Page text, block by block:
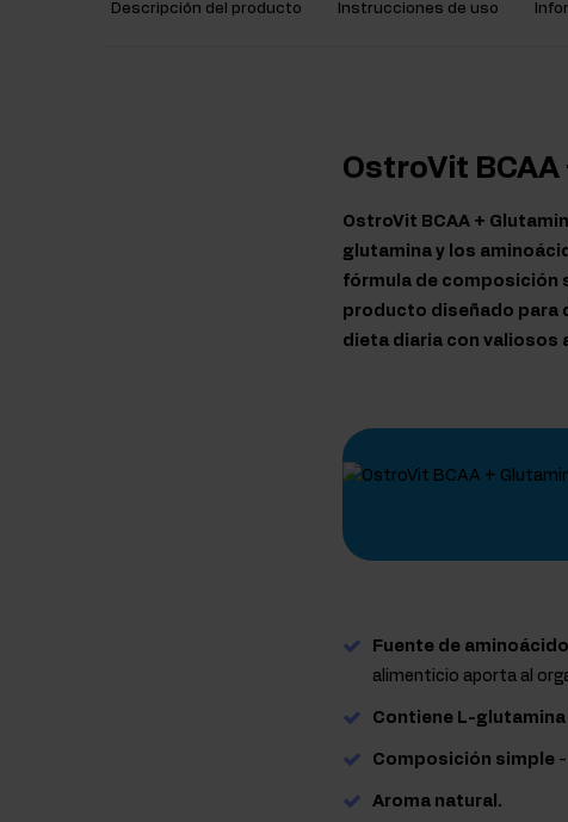
Descripción del producto Instrucciones de uso
OstroVit
OstroVit BCAA +
glutamina y los
fórmula de composición
producto diseñado para
dieta diaria con valiosos
Fuente de
alimenticio aporta al
Contiene L-glutamina
Composición simple -
Aroma natural.